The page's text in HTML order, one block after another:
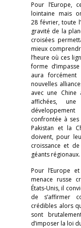
Pour l’Europe,
lointaine mais
28 février, toute
gravité de la
croisées
mieux
l’heure où ces
forme
aura forcément
nouvelles
avec une Chine
affichées,
confrontée à
Pakistan et la
doivent, pour
croissance et
géants régionaux.
Pour l’Europe
menace russe
États-Unis, il
de s’affirmer
crédibles alors
sont
d’imposer la loi